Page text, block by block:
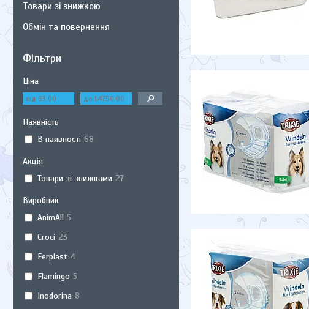
Товари зі знижкою
Обмін та повернення
Фільтри
Ціна
Наявність
В наявності 68
Акція
Товари зі знижками 27
Виробник
AnimAll 5
Croci 23
Ferplast 4
Flamingo 5
Inodorina 8